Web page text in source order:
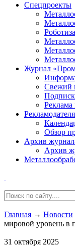
Спецпроекты
Журнал
Свежий
Реклама
Обзор
Архив
Архив
Главная → Новости
мировой уровень в
31 октября 2025